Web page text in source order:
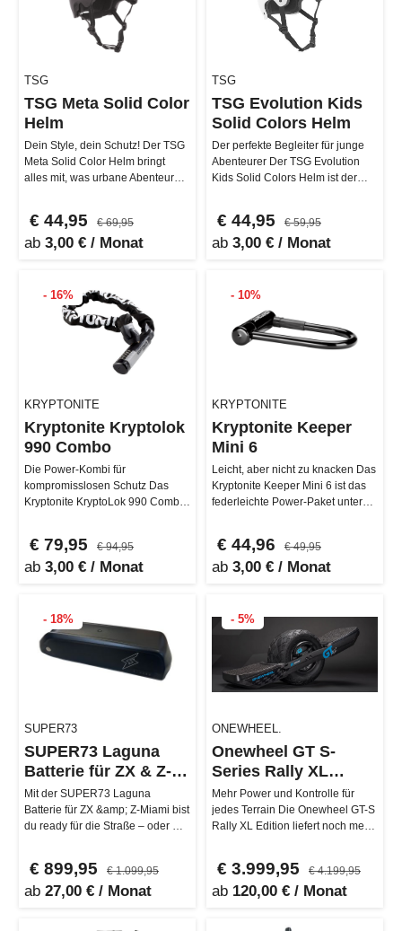
TSG
TSG Meta Solid Color
Helm
Dein Style, dein Schutz! Der TSG
Meta Solid Color Helm bringt
alles mit, was urbane Abenteurer
€ 44,95 € 69,95
ab 3,00 € / Monat
TSG
TSG Evolution Kids
Solid Colors Helm
Der perfekte Begleiter für junge
Abenteurer Der TSG Evolution
Kids Solid Colors Helm ist der
€ 44,95 € 59,95
ab 3,00 € / Monat
- 16%
KRYPTONITE
Kryptonite Kryptolok
990 Combo
Die Power-Kombi für
kompromisslosen Schutz Das
Kryptonite KryptoLok 990 Combo
€ 79,95 € 94,95
ab 3,00 € / Monat
- 10%
KRYPTONITE
Kryptonite Keeper
Mini 6
Leicht, aber nicht zu knacken Das
Kryptonite Keeper Mini 6 ist das
federleichte Power-Paket unter
€ 44,96 € 49,95
ab 3,00 € / Monat
- 18%
SUPER73
SUPER73 Laguna
Batterie für ZX & Z-
Miami
Mit der SUPER73 Laguna
Batterie für ZX &amp; Z-Miami bist
du ready für die Straße – oder wo
€ 899,95 € 1.099,95
ab 27,00 € / Monat
- 5%
ONEWHEEL.
Onewheel GT S-
Series Rally XL
Edition
Mehr Power und Kontrolle für
jedes Terrain Die Onewheel GT-S
Rally XL Edition liefert noch mehr
€ 3.999,95 € 4.199,95
ab 120,00 € / Monat